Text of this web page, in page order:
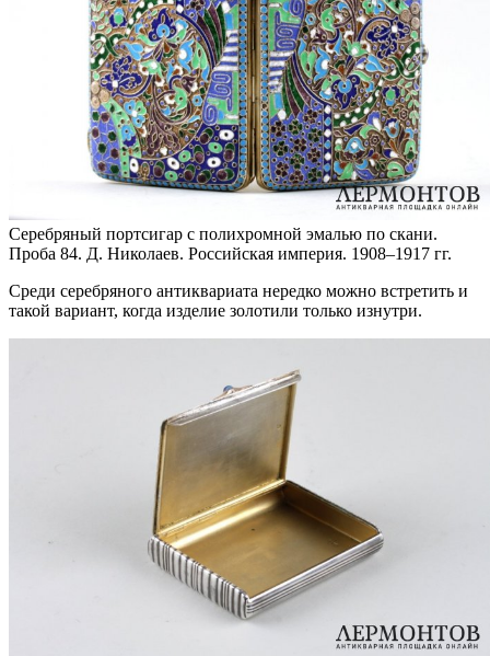
Серебряный портсигар с полихромной эмалью по скани.
Проба 84. Д. Николаев. Российская империя. 1908–1917 гг.
Среди серебряного антиквариата нередко можно встретить и
такой вариант, когда изделие золотили только изнутри.